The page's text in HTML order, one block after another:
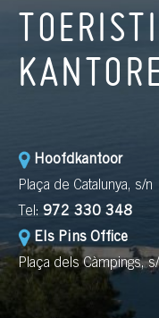
Hoofdkantoor
Plaça de Catalunya, s/n
Tel: 972 330 348
Els Pins Office
Plaça dels Càmpings,